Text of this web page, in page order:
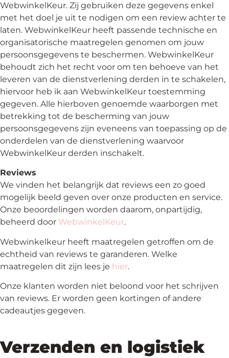
WebwinkelKeur. Zij gebruiken deze gegevens enkel
met het doel je uit te nodigen om een review achter te
laten. WebwinkelKeur heeft passende technische en
organisatorische maatregelen genomen om jouw
persoonsgegevens te beschermen. WebwinkelKeur
behoudt zich het recht voor om ten behoeve van het
leveren van de dienstverlening derden in te schakelen,
hiervoor heb ik aan WebwinkelKeur toestemming
gegeven. Alle hierboven genoemde waarborgen met
betrekking tot de bescherming van jouw
persoonsgegevens zijn eveneens van toepassing op de
onderdelen van de dienstverlening waarvoor
WebwinkelKeur derden inschakelt.
Reviews
We vinden het belangrijk dat reviews een zo goed
mogelijk beeld geven over onze producten en service.
Onze beoordelingen worden daarom, onpartijdig,
beheerd door WebwinkelKeur.
Webwinkelkeur heeft maatregelen getroffen om de
echtheid van reviews te garanderen. Welke
maatregelen dit zijn lees je hier.
Onze klanten worden niet beloond voor het schrijven
van reviews. Er worden geen kortingen of andere
cadeautjes gegeven.
Verzenden en logistiek